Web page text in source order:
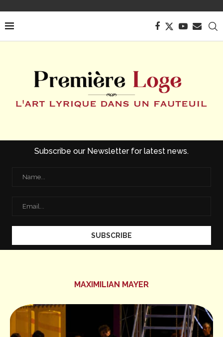
Subscribe our Newsletter for latest news.
MAXIMILIAN MAYER